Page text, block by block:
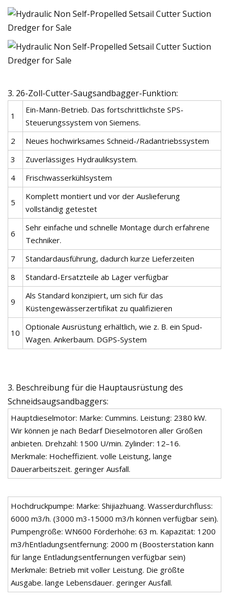
3. 26-Zoll-Cutter-Saugsandbagger-Funktion:
1
Ein-Mann-Betrieb. Das fortschrittlichste SPS-
Steuerungssystem von Siemens.
2
Neues hochwirksames Schneid-/Radantriebssystem
3
Zuverlässiges Hydrauliksystem.
4
Frischwasserkühlsystem
5
Komplett montiert und vor der Auslieferung
vollständig getestet
6
Sehr einfache und schnelle Montage durch erfahrene
Techniker.
7
Standardausführung, dadurch kurze Lieferzeiten
8
Standard-Ersatzteile ab Lager verfügbar
9
Als Standard konzipiert, um sich für das
Küstengewässerzertifikat zu qualifizieren
10
Optionale Ausrüstung erhältlich, wie z. B. ein Spud-
Wagen. Ankerbaum. DGPS-System
3. Beschreibung für die Hauptausrüstung des
Schneidsaugsandbaggers:
Hauptdieselmotor: Marke: Cummins. Leistung: 2380 kW.
Wir können je nach Bedarf Dieselmotoren aller Größen
anbieten. Drehzahl: 1500 U/min. Zylinder: 12–16.
Merkmale: Hocheffizient. volle Leistung, lange
Dauerarbeitszeit. geringer Ausfall.
Hochdruckpumpe: Marke: Shijiazhuang. Wasserdurchfluss:
6000 m3/h. (3000 m3-15000 m3/h können verfügbar sein).
Pumpengröße: WN600 Förderhöhe: 63 m. Kapazität: 1200
m3/hEntladungsentfernung: 2000 m (Boosterstation kann
für lange Entladungsentfernungen verfügbar sein)
Merkmale: Betrieb mit voller Leistung. Die größte
Ausgabe. lange Lebensdauer. geringer Ausfall.